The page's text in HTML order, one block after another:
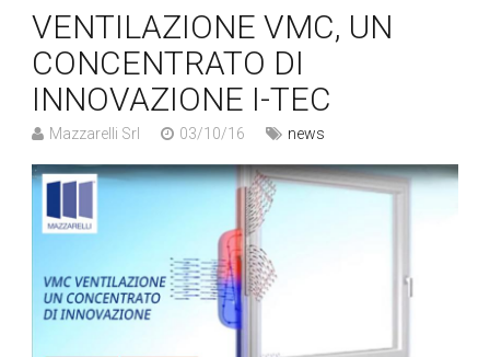
VENTILAZIONE VMC, UN
CONCENTRATO DI
INNOVAZIONE I-TEC
Mazzarelli Srl 03/10/16 news